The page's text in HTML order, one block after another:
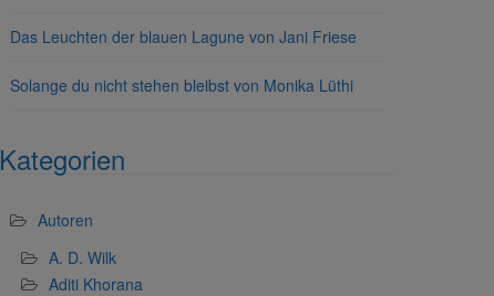
Das Leuchten der blauen Lagune von Jani Friese
Solange du nicht stehen bleibst von Monika Lüthi
Kategorien
Autoren
A. D. Wilk
Aditi Khorana